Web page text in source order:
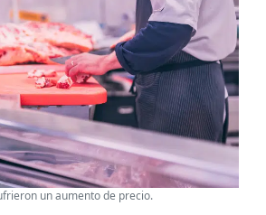
un aumento de precio.